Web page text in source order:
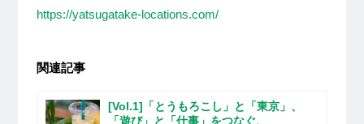
https://yatsugatake-locations.com/
関連記事
[Vol.1]「とうもろこし」と「東京」、
「遊び」と「仕事」をつなぐ、